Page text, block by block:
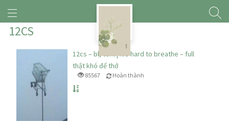
12CS
12cs – bl, text | it’s hard to breathe – full
thật khó để thở
85567 Hoàn thành